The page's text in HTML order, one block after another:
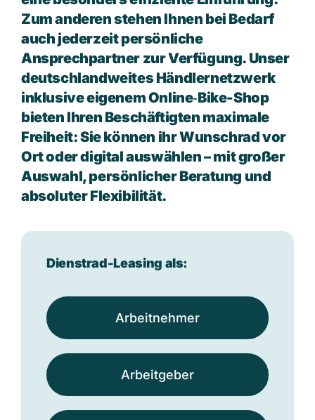
Zum anderen stehen Ihnen bei Bedarf
auch jederzeit persönliche
Ansprechpartner zur Verfügung. Unser
deutschlandweites Händlernetzwerk
inklusive eigenem Online‑Bike-Shop
bieten Ihren Beschäftigten maximale
Freiheit: Sie können ihr Wunschrad vor
Ort oder digital auswählen – mit großer
Auswahl, persönlicher Beratung und
absoluter Flexibilität.
Dienstrad-Leasing als:
Arbeit­nehmer
Arbeit­geber